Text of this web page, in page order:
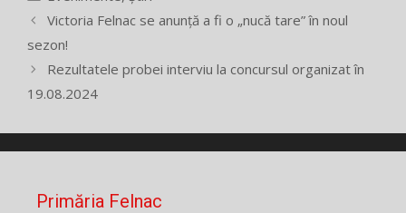
Victoria Felnac se anunță a fi o „nucă tare” în noul
sezon!
Rezultatele probei interviu la concursul organizat în
19.08.2024
Primăria Felnac